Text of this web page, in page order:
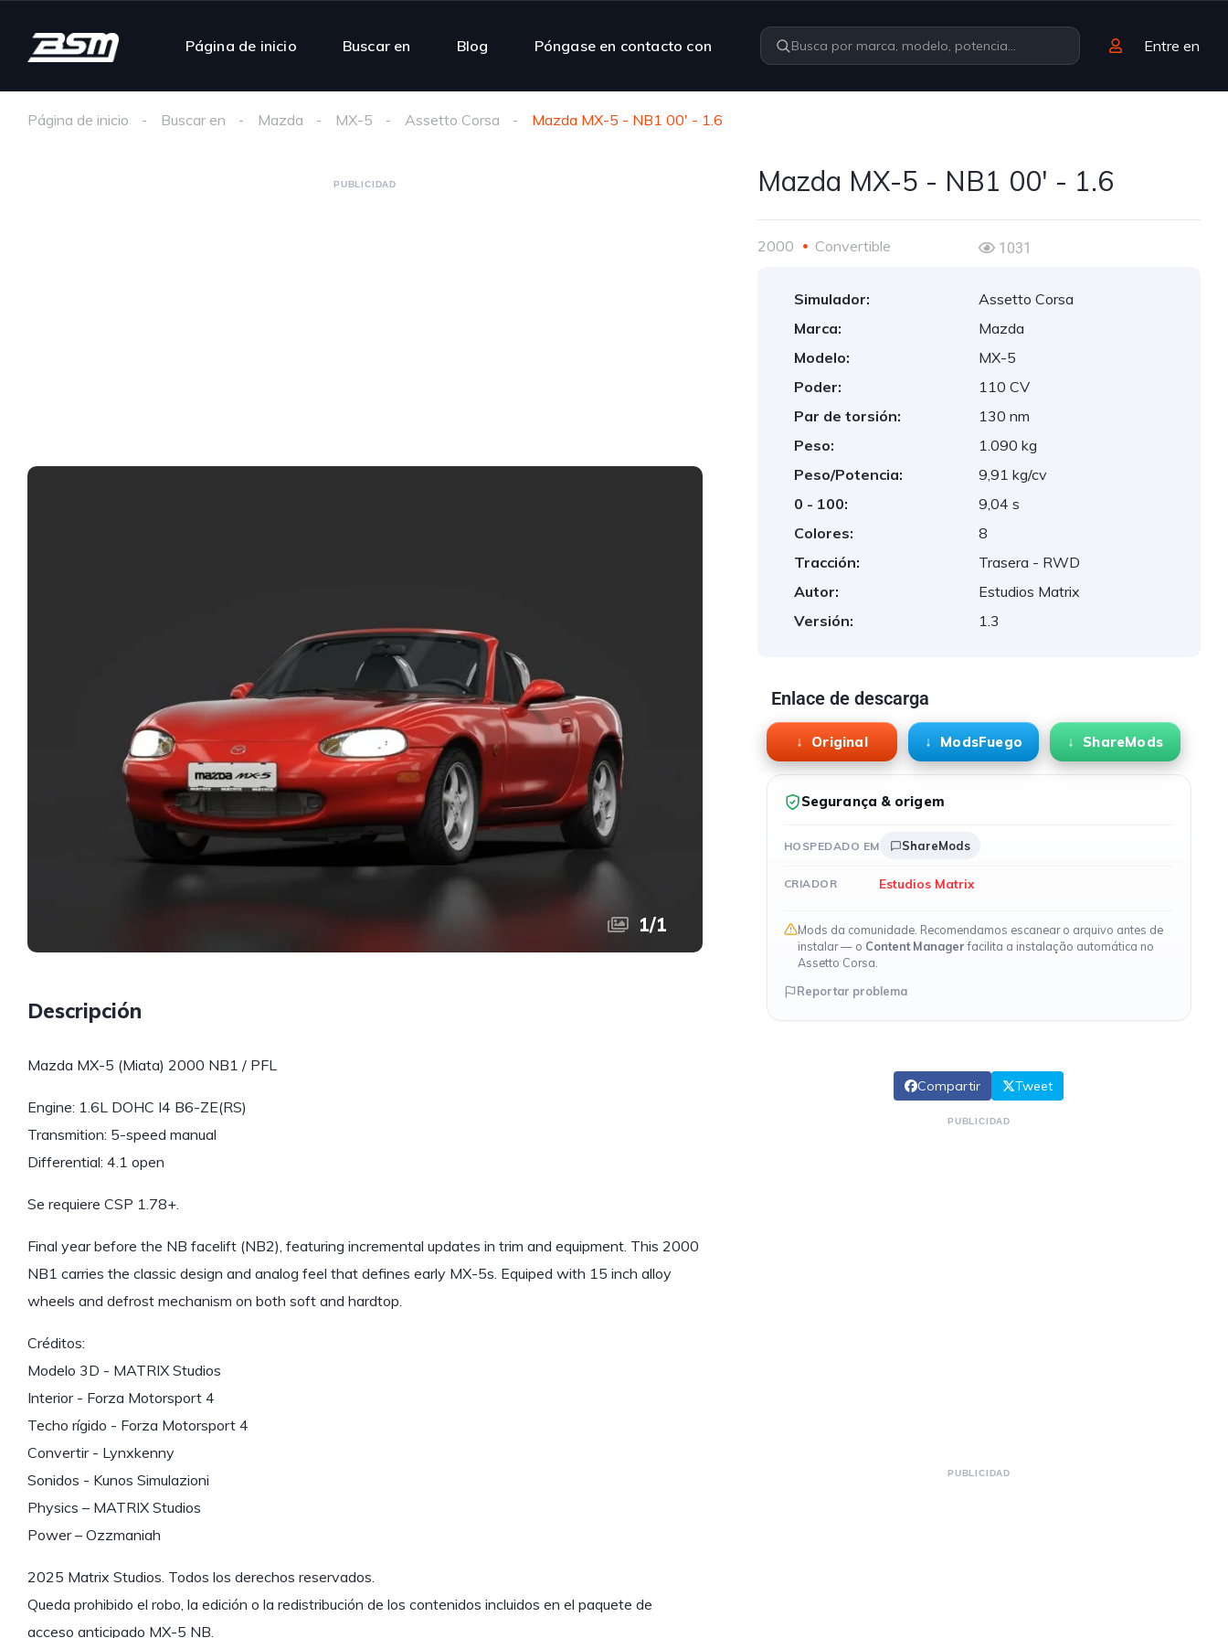
Página de inicio Buscar en Blog Póngase en contacto con Entre en
Página de inicio Buscar en Mazda MX-5 Assetto Corsa Mazda MX-5 - NB1 00' - 1.6
PUBLICIDAD
1/1
Descripción
Mazda MX-5 (Miata) 2000 NB1 / PFL
Engine: 1.6L DOHC I4 B6-ZE(RS)
Transmition: 5-speed manual
Differential: 4.1 open
Se requiere CSP 1.78+.
Final year before the NB facelift (NB2), featuring incremental updates in trim and equipment. This 2000
NB1 carries the classic design and analog feel that defines early MX-5s. Equiped with 15 inch alloy
wheels and defrost mechanism on both soft and hardtop.
Créditos:
Modelo 3D - MATRIX Studios
Interior - Forza Motorsport 4
Techo rígido - Forza Motorsport 4
Convertir - Lynxkenny
Sonidos - Kunos Simulazioni
Physics – MATRIX Studios
Power – Ozzmaniah
2025 Matrix Studios. Todos los derechos reservados.
Queda prohibido el robo, la edición o la redistribución de los contenidos incluidos en el paquete de
acceso anticipado MX-5 NB.
Mazda MX-5 - NB1 00' - 1.6
2000 Convertible 1031
Simulador:
Assetto Corsa
Marca:
Mazda
Modelo:
MX-5
Poder:
110 CV
Par de torsión:
130 nm
Peso:
1.090 kg
Peso/Potencia:
9,91 kg/cv
0 - 100:
9,04 s
Colores:
8
Tracción:
Trasera - RWD
Autor:
Estudios Matrix
Versión:
1.3
Enlace de descarga
Original ModsFuego ShareMods
Segurança & origem
HOSPEDADO EM ShareMods
CRIADOR Estudios Matrix
Mods da comunidade. Recomendamos escanear o arquivo antes de
instalar — o Content Managerfacilita a instalação automática no
Assetto Corsa.
Reportar problema
Compartir Tweet
PUBLICIDAD
PUBLICIDAD